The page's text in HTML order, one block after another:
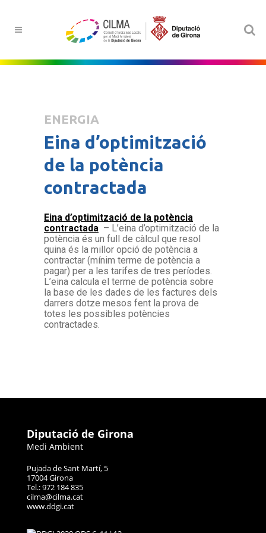
ENERGIA
Eina d’optimització
de la potència
contractada
Eina d’optimització de la potència
contractada – L’eina d’optimització de la
potència és un full de càlcul que resol
quina és la millor opció de potència a
contractar (mínim terme de potència a
pagar) per a les tarifes de tres períodes.
L’eina calcula el terme de potència sobre
la base de les dades de les factures dels
darrers dotze mesos fent la prova de
totes les possibles potències
contractades.
Diputació de Girona
Medi Ambient
Pujada de Sant Martí, 5
17004 Girona
Tel.: 972 184 835
cilma@cilma.cat
www.ddgi.cat